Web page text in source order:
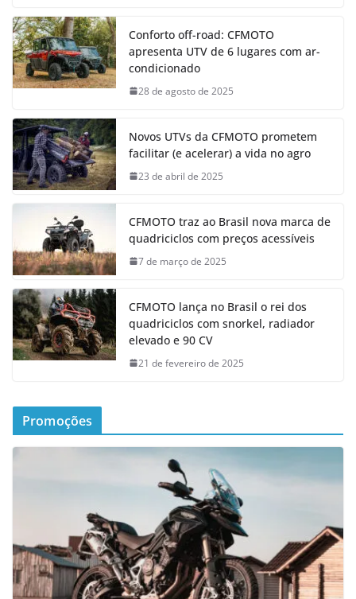
Conforto off-road: CFMOTO
apresenta UTV de 6 lugares com ar-
condicionado
28 de agosto de 2025
Novos UTVs da CFMOTO prometem
facilitar (e acelerar) a vida no agro
23 de abril de 2025
CFMOTO traz ao Brasil nova marca de
quadriciclos com preços acessíveis
7 de março de 2025
CFMOTO lança no Brasil o rei dos
quadriciclos com snorkel, radiador
elevado e 90 CV
21 de fevereiro de 2025
Promoções